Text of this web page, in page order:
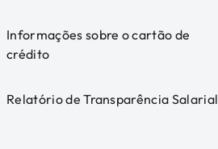
Informações sobre o cartão de
crédito
Relatório de Transparência Salarial